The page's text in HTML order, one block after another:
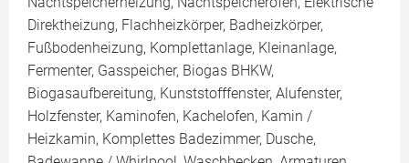
Direktheizung, Flachheizkörper, Badheizkörper,
Fußbodenheizung, Komplettanlage, Kleinanlage,
Fermenter, Gasspeicher, Biogas BHKW,
Biogasaufbereitung, Kunststofffenster, Alufenster,
Holzfenster, Kaminofen, Kachelofen, Kamin /
Heizkamin, Komplettes Badezimmer, Dusche,